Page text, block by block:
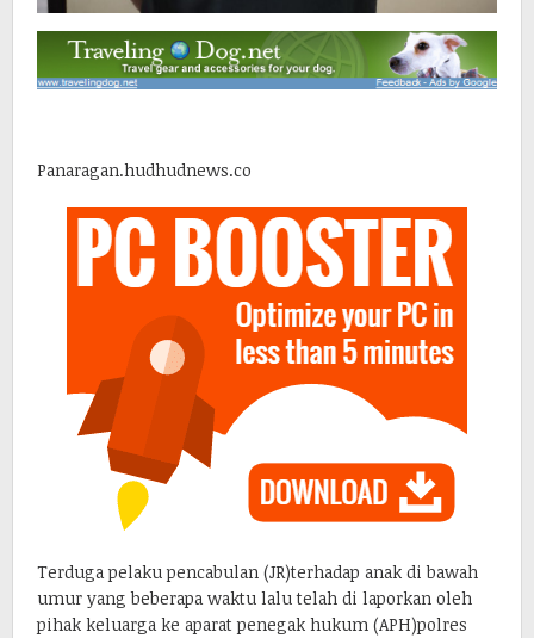
Panaragan.hudhudnews.co
Terduga pelaku pencabulan (JR)terhadap anak di bawah
umur yang beberapa waktu lalu telah di laporkan oleh
pihak keluarga ke aparat penegak hukum (APH)polres